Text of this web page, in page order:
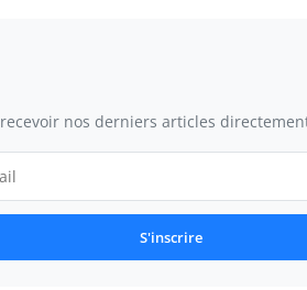
nos derniers articles
S'inscrire